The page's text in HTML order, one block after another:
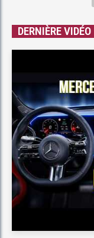
DERNIÈRE VIDÉO